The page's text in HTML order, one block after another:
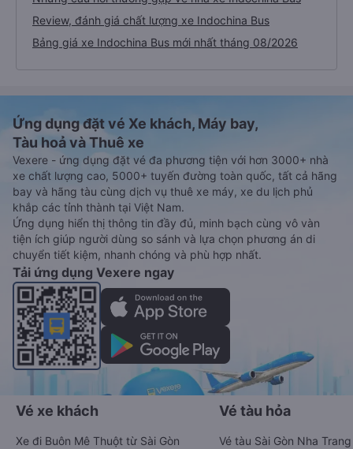
Review, đánh giá chất lượng xe Indochina Bus
Bảng giá xe Indochina Bus mới nhất tháng 08/2026
Ứng dụng đặt vé Xe khách, Máy bay,
Tàu hoả và Thuê xe
Vexere - ứng dụng đặt vé đa phương tiện với hơn 3000+ nhà
xe chất lượng cao, 5000+ tuyến đường toàn quốc, tất cả hãng
bay và hãng tàu cùng dịch vụ thuê xe máy, xe du lịch phủ
khắp các tỉnh thành tại Việt Nam.
Ứng dụng hiển thị thông tin đầy đủ, minh bạch cùng vô vàn
tiện ích giúp người dùng so sánh và lựa chọn phương án di
chuyển tiết kiệm, nhanh chóng và phù hợp nhất.
Tải ứng dụng Vexere ngay
Vé xe khách
Xe đi Buôn Mê Thuột từ Sài Gòn
Vé tàu hỏa
Vé tàu Sài Gòn Nha Trang